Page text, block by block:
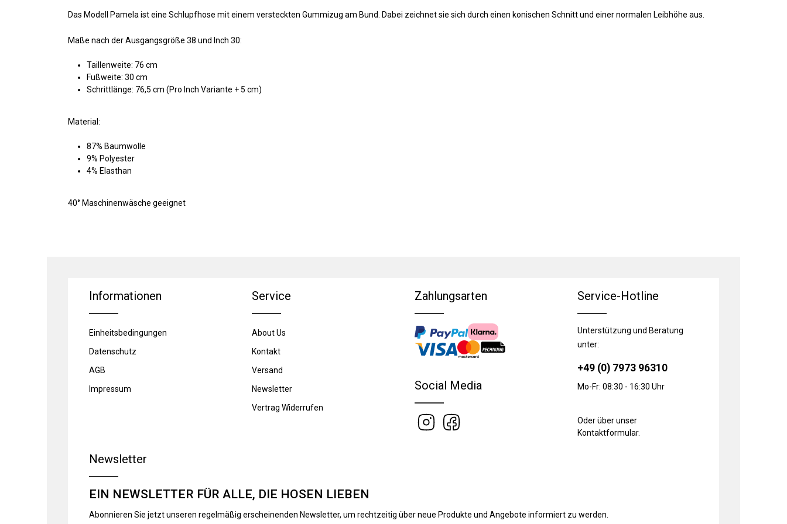
Das Modell Pamela ist eine Schlupfhose mit einem versteckten Gummizug am Bund. Dabei zeichnet sie sich durch einen konischen Schnitt und einer normalen Leibhöhe aus.
Maße nach der Ausgangsgröße 38 und Inch 30:
Taillenweite: 76 cm
Fußweite: 30 cm
Schrittlänge: 76,5 cm (Pro Inch Variante + 5 cm)
Material:
87% Baumwolle
9% Polyester
4% Elasthan
40° Maschinenwäsche geeignet
Informationen
Einheitsbedingungen
Datenschutz
AGB
Impressum
Service
About Us
Kontakt
Versand
Newsletter
Vertrag Widerrufen
Zahlungsarten
Social Media
Service-Hotline
Unterstützung und Beratung
unter:
+49 (0) 7973 96310
Mo-Fr: 08:30 - 16:30 Uhr
Oder über unser
Kontaktformular.
Newsletter
EIN NEWSLETTER FÜR ALLE, DIE HOSEN LIEBEN
Abonnieren Sie jetzt unseren regelmäßig erscheinenden Newsletter, um rechtzeitig über neue Produkte und Angebote informiert zu werden.